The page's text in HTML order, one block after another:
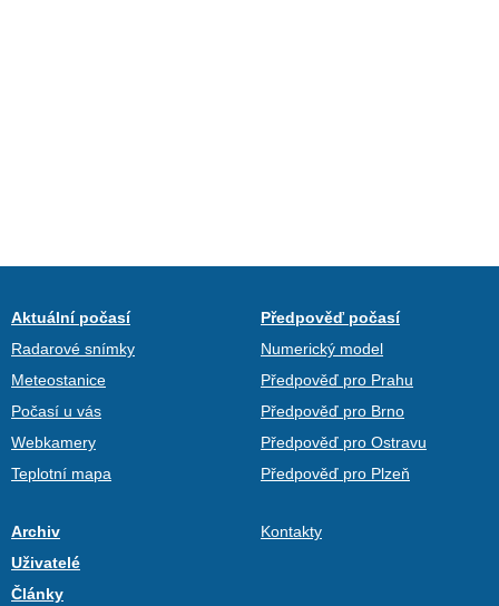
Aktuální počasí
Radarové snímky
Meteostanice
Počasí u vás
Webkamery
Teplotní mapa
Předpověď počasí
Numerický model
Předpověď pro Prahu
Předpověď pro Brno
Předpověď pro Ostravu
Předpověď pro Plzeň
Archiv
Uživatelé
Články
Kontakty